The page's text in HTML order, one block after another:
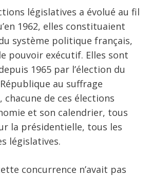
législatives a évolué au fil
1962, elles constituaient
système politique français,
pouvoir exécutif. Elles sont
1965 par l’élection du
au suffrage
de ces élections
et son calendrier, tous
la présidentielle, tous les
législatives.
concurrence n’avait pas